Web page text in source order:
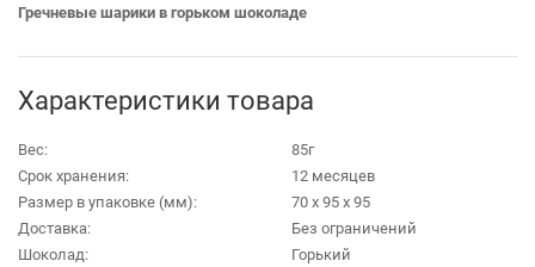
Гречневые шарики в горьком шоколаде
Характеристики товара
Вес:
85г
Срок хранения:
12 месяцев
Размер в упаковке (мм):
70 х 95 х 95
Доставка:
Без ограничений
Шоколад:
Горький